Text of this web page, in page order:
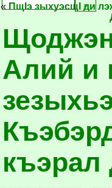
« ПщIэ зыхуэсщI ди
Алий и
къэрал